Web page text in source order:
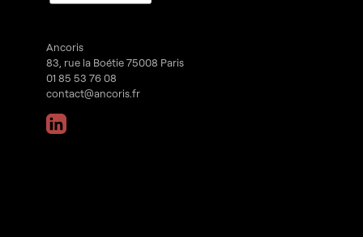
Ancoris
83, rue la Boétie 75008 Paris
01 85 53 76 08
contact@ancoris.fr